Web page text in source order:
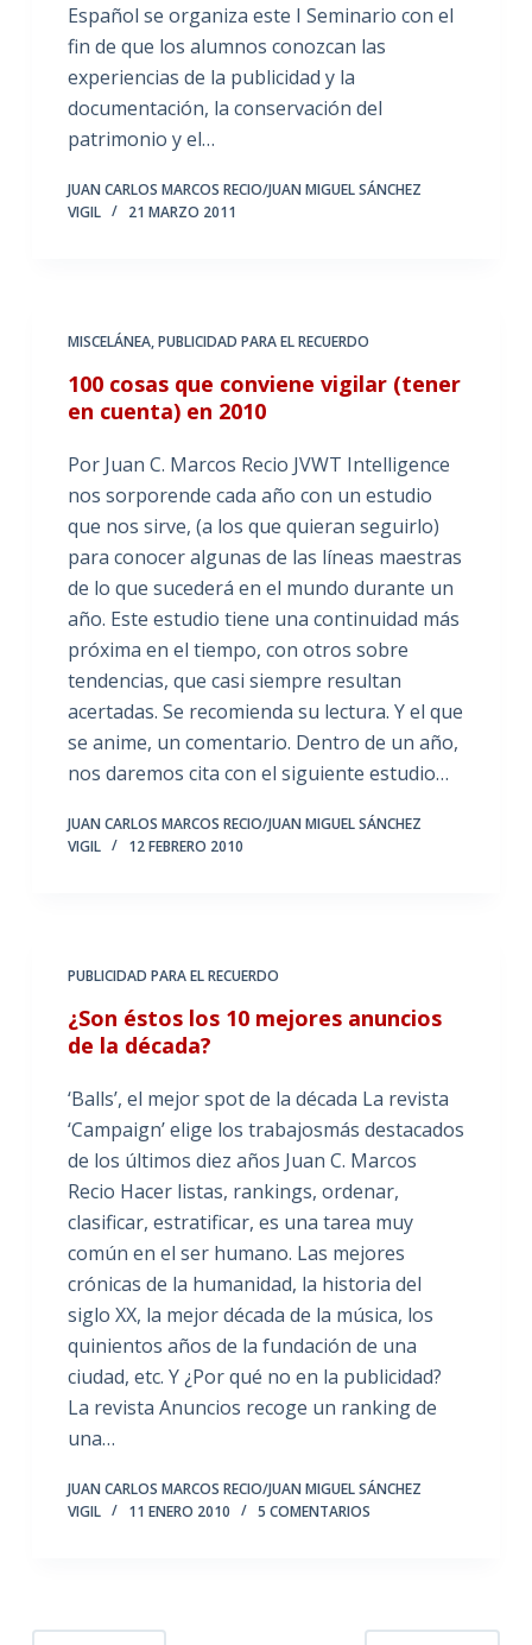
Español se organiza este I Seminario con el
fin de que los alumnos conozcan las
experiencias de la publicidad y la
documentación, la conservación del
patrimonio y el…
JUAN CARLOS MARCOS RECIO/JUAN MIGUEL SÁNCHEZ
VIGIL
21 MARZO 2011
MISCELÁNEA,PUBLICIDAD PARA EL RECUERDO
100 cosas que conviene vigilar (tener
en cuenta) en 2010
Por Juan C. Marcos Recio JVWT Intelligence
nos sorporende cada año con un estudio
que nos sirve, (a los que quieran seguirlo)
para conocer algunas de las líneas maestras
de lo que sucederá en el mundo durante un
año. Este estudio tiene una continuidad más
próxima en el tiempo, con otros sobre
tendencias, que casi siempre resultan
acertadas. Se recomienda su lectura. Y el que
se anime, un comentario. Dentro de un año,
nos daremos cita con el siguiente estudio…
JUAN CARLOS MARCOS RECIO/JUAN MIGUEL SÁNCHEZ
VIGIL
12 FEBRERO 2010
PUBLICIDAD PARA EL RECUERDO
¿Son éstos los 10 mejores anuncios
de la década?
‘Balls’, el mejor spot de la década La revista
‘Campaign’ elige los trabajosmás destacados
de los últimos diez años Juan C. Marcos
Recio Hacer listas, rankings, ordenar,
clasificar, estratificar, es una tarea muy
común en el ser humano. Las mejores
crónicas de la humanidad, la historia del
siglo XX, la mejor década de la música, los
quinientos años de la fundación de una
ciudad, etc. Y ¿Por qué no en la publicidad?
La revista Anuncios recoge un ranking de
una…
JUAN CARLOS MARCOS RECIO/JUAN MIGUEL SÁNCHEZ
VIGIL
11 ENERO 2010 5 COMENTARIOS